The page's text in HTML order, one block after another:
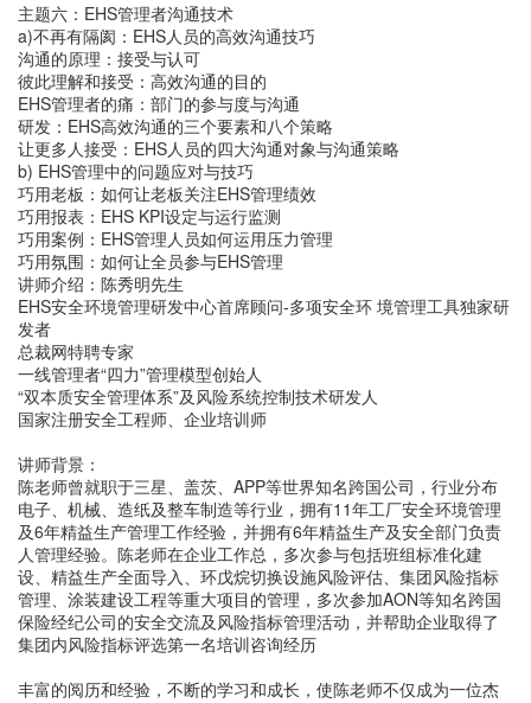
主题六：EHS管理者沟通技术
a)不再有隔阂：EHS人员的高效沟通技巧
沟通的原理：接受与认可
彼此理解和接受：高效沟通的目的
EHS管理者的痛：部门的参与度与沟通
研发：EHS高效沟通的三个要素和八个策略
让更多人接受：EHS人员的四大沟通对象与沟通策略
b) EHS管理中的问题应对与技巧
巧用老板：如何让老板关注EHS管理绩效
巧用报表：EHS KPI设定与运行监测
巧用案例：EHS管理人员如何运用压力管理
巧用氛围：如何让全员参与EHS管理
讲师介绍：陈秀明先生
EHS安全环境管理研发中心首席顾问-多项安全环 境管理工具独家研
发者
总裁网特聘专家
一线管理者“四力”管理模型创始人
“双本质安全管理体系”及风险系统控制技术研发人
国家注册安全工程师、企业培训师
讲师背景：
陈老师曾就职于三星、盖茨、APP等世界知名跨国公司，行业分布
电子、机械、造纸及整车制造等行业，拥有11年工厂安全环境管理
及6年精益生产管理工作经验，并拥有6年精益生产及安全部门负责
人管理经验。陈老师在企业工作总，多次参与包括班组标准化建
设、精益生产全面导入、环戊烷切换设施风险评估、集团风险指标
管理、涂装建设工程等重大项目的管理，多次参加AON等知名跨国
保险经纪公司的安全交流及风险指标管理活动，并帮助企业取得了
集团内风险指标评选第一名培训咨询经历
丰富的阅历和经验，不断的学习和成长，使陈老师不仅成为一位杰